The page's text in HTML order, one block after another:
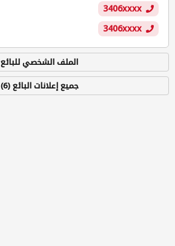
3406xxxx
3406xxxx
الملف الشخصي للبائع
جميع إعلانات البائع (6)